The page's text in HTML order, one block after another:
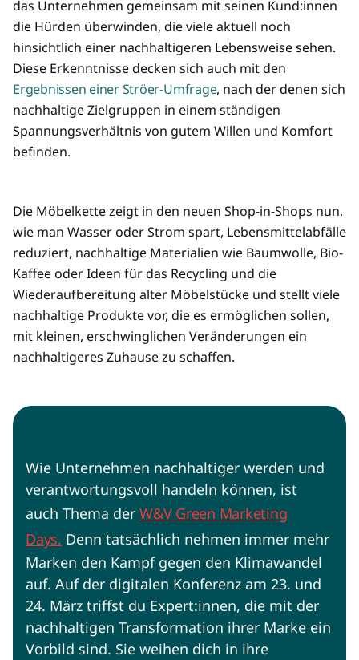
das Unternehmen gemeinsam mit seinen Kund:innen
die Hürden überwinden, die viele aktuell noch
hinsichtlich einer nachhaltigeren Lebensweise sehen.
Diese Erkenntnisse decken sich auch mit den
Ergebnissen einer Ströer-Umfrage, nach der denen sich
nachhaltige Zielgruppen in einem ständigen
Spannungsverhältnis von gutem Willen und Komfort
befinden.
Die Möbelkette zeigt in den neuen Shop-in-Shops nun,
wie man Wasser oder Strom spart, Lebensmittelabfälle
reduziert, nachhaltige Materialien wie Baumwolle, Bio-
Kaffee oder Ideen für das Recycling und die
Wiederaufbereitung alter Möbelstücke und stellt viele
nachhaltige Produkte vor, die es ermöglichen sollen,
mit kleinen, erschwinglichen Veränderungen ein
nachhaltigeres Zuhause zu schaffen.
Wie Unternehmen nachhaltiger werden und
verantwortungsvoll handeln können, ist
auch Thema der W&V Green Marketing
Days. Denn tatsächlich nehmen immer mehr
Marken den Kampf gegen den Klimawandel
auf. Auf der digitalen Konferenz am 23. und
24. März triffst du Expert:innen, die mit der
nachhaltigen Transformation ihrer Marke ein
Vorbild sind. Sie weihen dich in ihre